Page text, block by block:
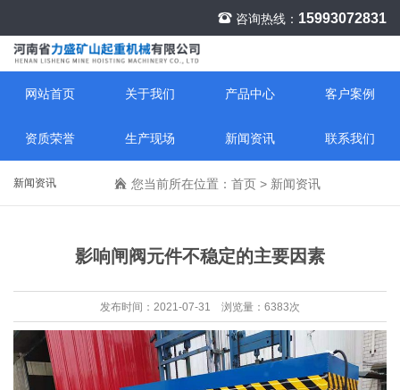
咨询热线： 15993072831
网站首页 关于我们 产品中心 客户案例
资质荣誉 生产现场 新闻资讯 联系我们
新闻资讯 您当前所在位置： 首页 > 新闻资讯
影响闸阀元件不稳定的主要因素
发布时间：2021-07-31 浏览量：6383次